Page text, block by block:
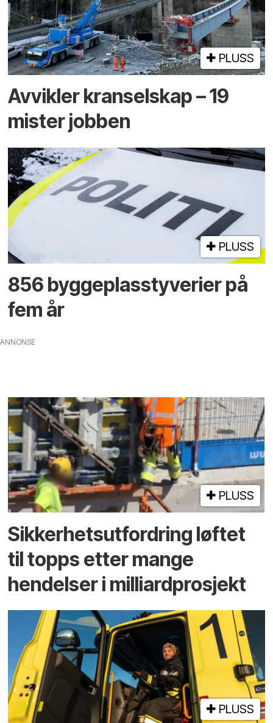
PLUSS
Avvikler kranselskap – 19
mister jobben
PLUSS
856 byggeplass­­tyverier på
fem år
ANNONSE
PLUSS
Sikkerhetsutfordring løftet
til topps etter mange
hendelser i milliardprosjekt
PLUSS